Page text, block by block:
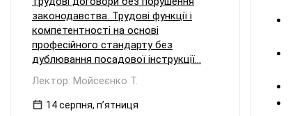
законодавства. Трудові функції і
компетентності на основі
професійного стандарту без
дублювання посадової інструкції...
Лектор: Мойсеєнко Т.
14 серпня, пʼятниця